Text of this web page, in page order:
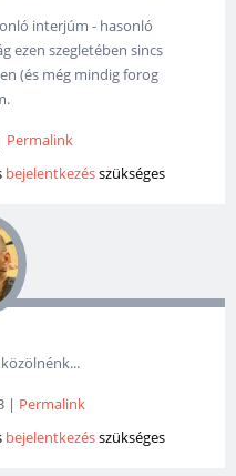
interjúm - hasonló
ezen szegletében sincs
(és még mindig forog
Permalink
bejelentkezésszükséges
| Permalink
bejelentkezésszükséges